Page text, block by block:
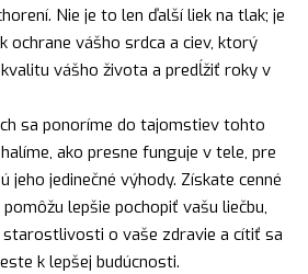
Nie je to len ďalší liek na tlak; je
ochrane vášho srdca a ciev, ktorý
vášho života a predĺžiť roky v
sa ponoríme do tajomstiev tohto
ako presne funguje v tele, pre
jeho jedinečné výhody. Získate cenné
lepšie pochopiť vašu liečbu,
starostlivosti o vaše zdravie a cítiť sa
k lepšej budúcnosti.